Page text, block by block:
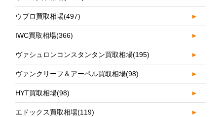
ウブロ買取相場(497) ►
IWC買取相場(366) ►
ヴァシュロンコンスタンタン買取相場(195) ►
ヴァンクリーフ＆アーペル買取相場(98) ►
HYT買取相場(98) ►
エドックス買取相場(119) ►